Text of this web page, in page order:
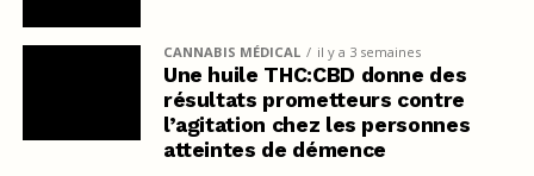
CANNABIS MÉDICAL il y a 3 semaines
Une huile THC:CBD donne des
résultats prometteurs contre
l’agitation chez les personnes
atteintes de démence